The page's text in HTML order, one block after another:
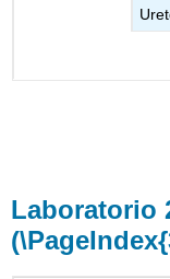
Laboratorio